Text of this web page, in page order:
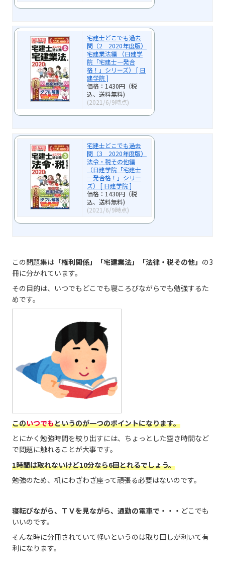
宅建士どこでも過去
問（2 2020年度版）
宅建業法編 （日建学
院「宅建士一発合
格！」シリーズ） [ 日
建学院 ]
価格：1430円（税
込、送料無料)
(2021/6/9時点)
宅建士どこでも過去
問（3 2020年度版）
法令・税その他編
（日建学院「宅建士
一発合格！」シリー
ズ） [ 日建学院 ]
価格：1430円（税
込、送料無料)
(2021/6/9時点)
この問題集は 「権利関係」「宅建業法」「法律・税その他」 の3
冊に分かれています。
その目的は、いつでもどこでも寝ころびながらでも勉強するた
めです。
このいつでもというのが一つのポイントになります。
とにかく勉強時間を絞り出すには、ちょっとした空き時間など
で問題に触れることが大事です。
1時間は取れないけど10分なら6回とれるでしょう。
勉強のため、机にわざわざ座って頑張る必要はないのです。
寝転びながら、ＴＶを見ながら、通勤の電車で・・・ どこでも
いいのです。
そんな時に分冊されていて軽いというのは取り回しが利いて有
利になります。